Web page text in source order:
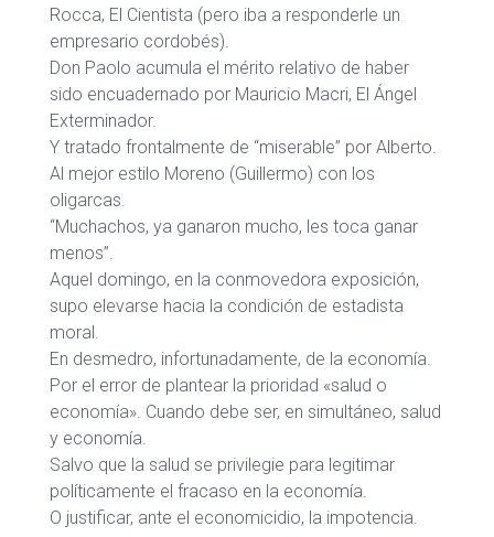
Rocca, El Cientista (pero iba a responderle un
empresario cordobés).
Don Paolo acumula el mérito relativo de haber
sido encuadernado por Mauricio Macri, El Ángel
Exterminador.
Y tratado frontalmente de “miserable” por Alberto.
Al mejor estilo Moreno (Guillermo) con los
oligarcas.
“Muchachos, ya ganaron mucho, les toca ganar
menos”.
Aquel domingo, en la conmovedora exposición,
supo elevarse hacia la condición de estadista
moral.
En desmedro, infortunadamente, de la economía.
Por el error de plantear la prioridad «salud o
economía». Cuando debe ser, en simultáneo, salud
y economía.
Salvo que la salud se privilegie para legitimar
políticamente el fracaso en la economía.
O justificar, ante el economicidio, la impotencia.